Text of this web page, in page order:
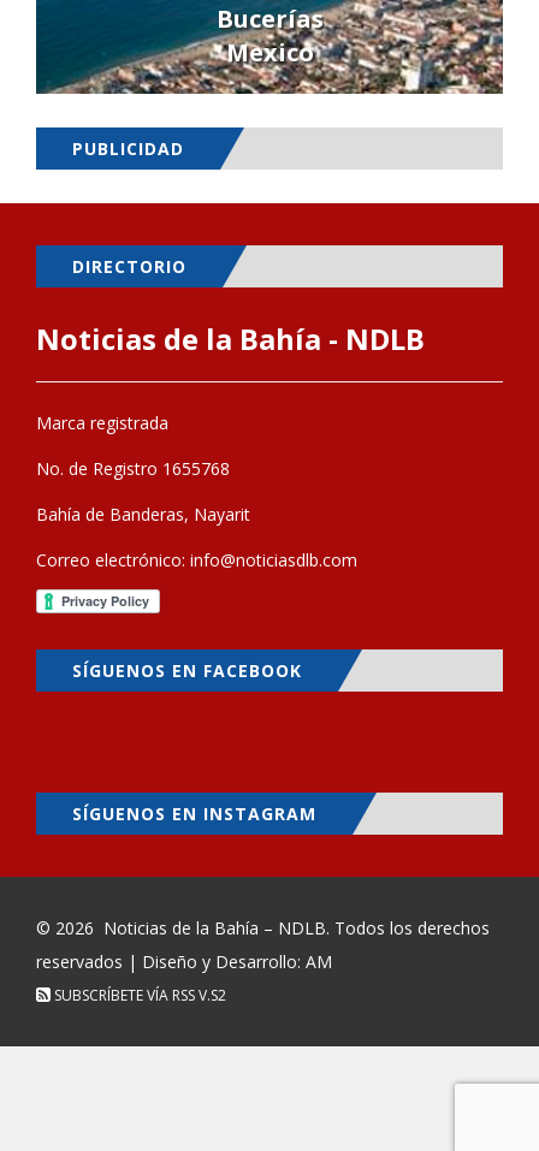
Bucerías
Mexico
PUBLICIDAD
DIRECTORIO
Noticias de la Bahía - NDLB
Marca registrada
No. de Registro 1655768
Bahía de Banderas, Nayarit
Correo electrónico: info@noticiasdlb.com
SÍGUENOS EN FACEBOOK
SÍGUENOS EN INSTAGRAM
© 2026 Noticias de la Bahía – NDLB. Todos los derechos
reservados | Diseño y Desarrollo: AM
SUBSCRÍBETE VÍA RSSV.S2